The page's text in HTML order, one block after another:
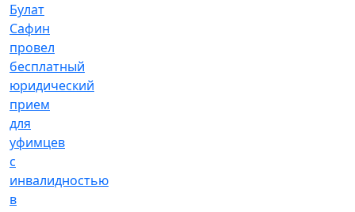
Булат
Сафин
провел
бесплатный
юридический
прием
для
уфимцев
с
инвалидностью
в